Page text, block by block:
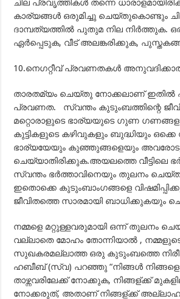
ചില പ്രവൃത്തികള്‍ തന്നെ
കാര്യങ്ങള്‍ ഒരുമിച്ചു ചെയ്തുകൊണ്ടും
ദാമ്പത്യത്തില്‍ പുതുമ നില നിര്‍ത്തുക.
ഏര്‍പ്പെടുക, വീട് അലങ്കരിക്കുക,
10.നെഗറ്റീവ് പ്രവണതകള്‍
താരതമ്യം ചെയ്തു നോക്കലാണ് ഇതില്‍
പ്രവണത. സ്വന്തം കുടുംബത്തിന്റെ
മറ്റൊരാളുടെ ഭാര്യയുടെ ഗുണ
കുട്ടികളുടെ കഴിവുകളും ബുദ്ധിയും ഒക്കെ
ഭാര്യയേയും കുഞ്ഞുങ്ങളെയും അവരോടു
ചെയ്യാതിരിക്കുക.അയലത്തെ വീട്ടിലെ
സ്വന്തം ഭര്‍ത്താവിനെയും തുലനം ചെയ്തു
ഇതൊക്കെ കുടുംബാംഗങ്ങളെ
ജീവിതത്തെ സാരമായി ബാധിക്കുകയും
നമ്മളെ മറ്റുള്ളവരുമായി ഒന്ന് തുലനം
വല്ലാതെ മോഹം തോന്നിയാല്‍ ,
സുഖകരമല്ലാത്ത ഒരു കുടുംബത്തെ
ഹബീബ് (സ്വ) പറഞ്ഞു “നിങ്ങള്‍
താഴ്ന്നവരിലേക്ക് നോക്കുക, നിങ്ങള്ക്ക്
നോക്കരുത്, അതാണ്‌ നിങ്ങള്ക്ക്